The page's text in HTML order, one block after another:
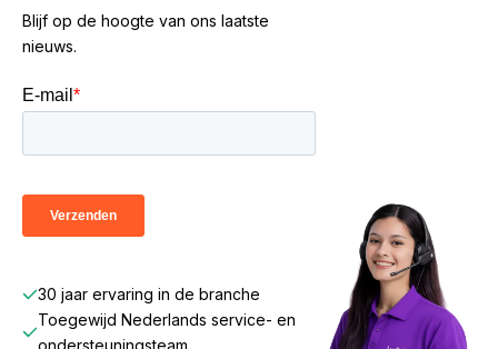
Blijf op de hoogte van ons laatste
nieuws.
30 jaar ervaring in de branche
Toegewijd Nederlands service- en
ondersteuningsteam